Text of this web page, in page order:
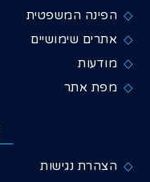
הפינה המשפטית
אתרים שימושיים
מודעות
מפת אתר
הצהרת נגישות